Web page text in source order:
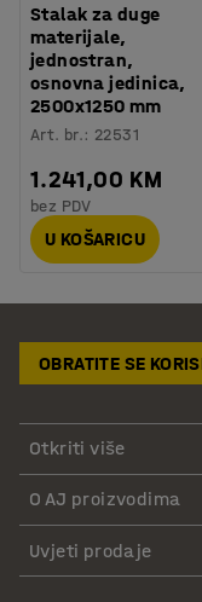
Stalak za duge
materijale,
jednostran,
osnovna jedinica,
2500x1250 mm
Art. br.: 22531
1.241,00 KM
bez PDV
U KOŠARICU
OBRATITE SE
Otkriti više
O AJ proizvodima
Uvjeti prodaje